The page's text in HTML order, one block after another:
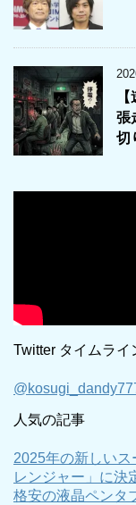
張
切
Twitter タイムライ
人気の記事
2025年の新しい
レンジャー」に決
格安の液晶ペンタ